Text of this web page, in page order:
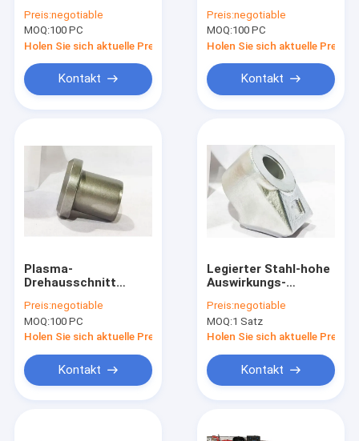
Basis-Plasma-
Beschichtung 92HRC
Preis:negotiable
MOQ:100 PC
Holen Sie sich aktuelle Preis
Kontakt
Kugel-Zahn-Plasma,
das kein Funkeln
beschichtet
Preis:negotiable
MOQ:100 PC
Holen Sie sich aktuelle Preis
Kontakt
Plasma-
Drehausschnitt
Büschen bepflanzen
des Rost-Beweises
für Schermaschinen-
aus
Preis:negotiable
MOQ:100 PC
Holen Sie sich aktuelle Preis
Kontakt
Legierter Stahl-hohe
Auswirkungs-
Auswahl-Stückchen-
hohe Härte
Preis:negotiable
MOQ:1 Satz
Holen Sie sich aktuelle Preis
Kontakt